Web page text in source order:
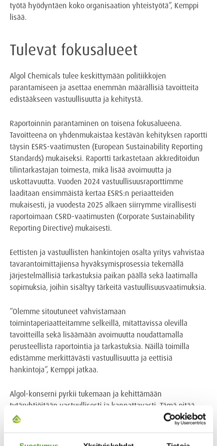
työtä hyödyntäen koko organisaation yhteistyötä”, Kemppi
lisää.
Tulevat fokusalueet
Algol Chemicals tulee keskittymään politiikkojen
parantamiseen ja asettaa enemmän määrällisiä tavoitteita
edistääkseen vastuullisuutta ja kehitystä.
Raportoinnin parantaminen on toisena fokusalueena.
Tavoitteena on yhdenmukaistaa kestävän kehityksen raportti
täysin ESRS-vaatimusten (European Sustainability Reporting
Standards) mukaiseksi. Raportti tarkastetaan akkreditoidun
tilintarkastajan toimesta, mikä lisää avoimuutta ja
uskottavuutta. Vuoden 2024 vastuullisuusraporttimme
laaditaan ensimmäistä kertaa ESRS:n periaatteiden
mukaisesti, ja vuodesta 2025 alkaen siirrymme virallisesti
raportoimaan CSRD-vaatimusten (Corporate Sustainability
Reporting Directive) mukaisesti.
Eettisten ja vastuullisten hankintojen osalta yritys vahvistaa
tavarantoimittajiensa hyväksymisprosessia tekemällä
järjestelmällisiä tarkastuksia paikan päällä sekä laatimalla
sopimuksia, joihin sisältyy tärkeitä vastuullisuusvaatimuksia.
”Olemme sitoutuneet vahvistamaan
toimintaperiaatteitamme selkeillä, mitattavissa olevilla
tavoitteilla sekä lisäämään avoimuutta noudattamalla
perusteellista raportointia ja tarkastuksia. Näillä toimilla
edistämme merkittävästi vastuullisuutta ja eettisiä
hankintoja”, Kemppi jatkaa.
Algol-konserni pyrkii tukemaan ja kehittämään
tytäryhtiöitään vastuullisesti ja kannattavasti. Tämä pitää
sisällään vastuunkannon asiakkaista, tavarantoimittajista,